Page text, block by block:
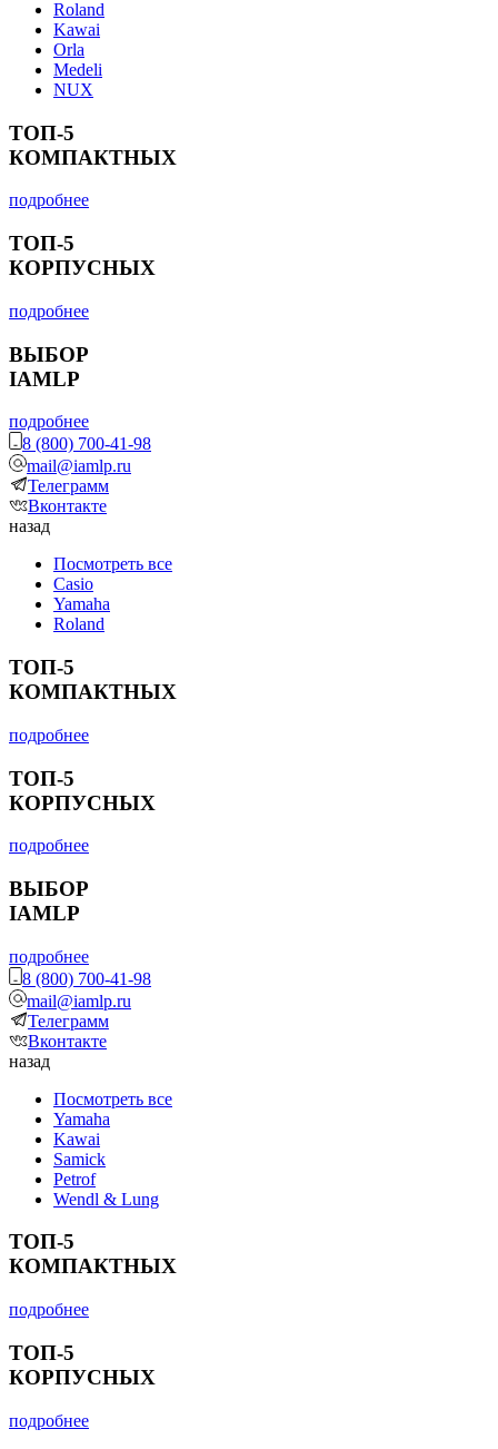
Roland
Kawai
Orla
Medeli
NUX
ТОП-5
КОМПАКТНЫХ
подробнее
ТОП-5
КОРПУСНЫХ
подробнее
ВЫБОР
IAMLP
подробнее
8 (800) 700-41-98
mail@iamlp.ru
Телеграмм
Вконтакте
назад
Посмотреть все
Casio
Yamaha
Roland
ТОП-5
КОМПАКТНЫХ
подробнее
ТОП-5
КОРПУСНЫХ
подробнее
ВЫБОР
IAMLP
подробнее
8 (800) 700-41-98
mail@iamlp.ru
Телеграмм
Вконтакте
назад
Посмотреть все
Yamaha
Kawai
Samick
Petrof
Wendl & Lung
ТОП-5
КОМПАКТНЫХ
подробнее
ТОП-5
КОРПУСНЫХ
подробнее